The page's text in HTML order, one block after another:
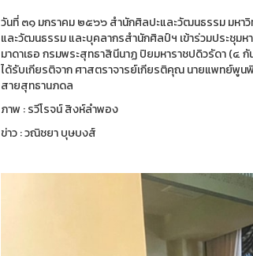
วันที่ ๓๑ มกราคม ๒๕๖๖ สำนักศิลปะและวัฒนธรรม มหา
และวัฒนธรรม และบุคลากรสำนักศิลป์ฯ เข้าร่วมประชุม
มาดาเธอ กรมพระสุทธาสินีนาฏ ปิยมหาราชปดิวรัดา (๔
ได้รับเกียรติจาก ศาสตราจารย์เกียรติคุณ นายแพทย์
สายสุทธานภดล
ภาพ : รวีโรจน์ สิงห์ลำพอง
ข่าว : วณิชยา บุษบงส์